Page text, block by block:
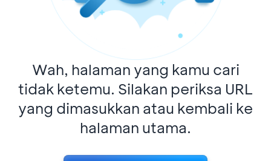
Wah, halaman yang kamu cari
tidak ketemu. Silakan periksa URL
yang dimasukkan atau kembali ke
halaman utama.